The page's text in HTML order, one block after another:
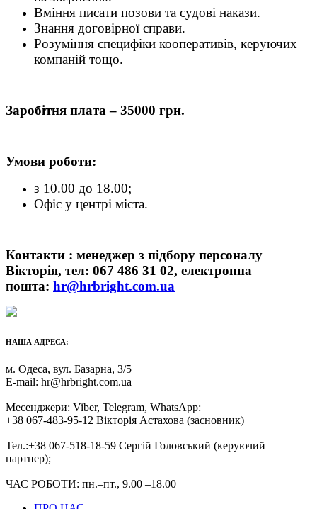
Вміння писати позови та судові накази.
Знання договірної справи.
Розуміння специфіки кооперативів, керуючих
компаній тощо.
Заробітня плата – 35000 грн.
Умови роботи:
з 10.00 до 18.00;
Офіс у центрі міста.
Контакти : менеджер з підбору персоналу
Вікторія, тел: 067 486 31 02, електронна
пошта: hr@hrbright.com.ua
НАША АДРЕСА:
м. Одеса, вул. Базарна, 3/5
E-mail: hr@hrbright.com.ua
Месенджери: Viber, Telegram, WhatsApp:
+38 067-483-95-12 Вікторія Астахова (засновник)
Тел.:+38 067-518-18-59 Сергій Головський (керуючий
партнер);
ЧАС РОБОТИ: пн.–пт., 9.00 –18.00